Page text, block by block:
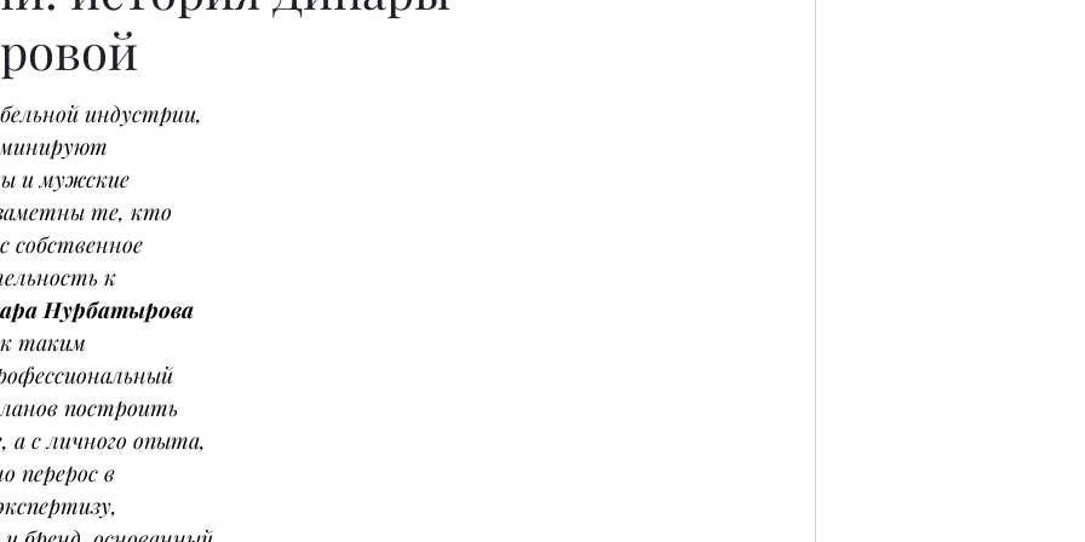
индустрии,
и мужские
те, кто
собственное
к
Нурбатырова
таким
построить
а с личного опыта,
перерос в